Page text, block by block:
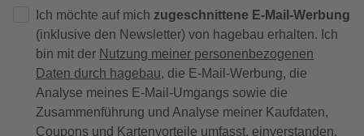
Ich möchte auf mich zugeschnittene E-Mail-Werbung
(inklusive den Newsletter) von hagebau erhalten. Ich
bin mit der Nutzung meiner personenbezogenen
Daten durch hagebau, die E-Mail-Werbung, die
Analyse meines E-Mail-Umgangs sowie die
Zusammenführung und Analyse meiner Kaufdaten,
Coupons und Kartenvorteile umfasst, einverstanden.